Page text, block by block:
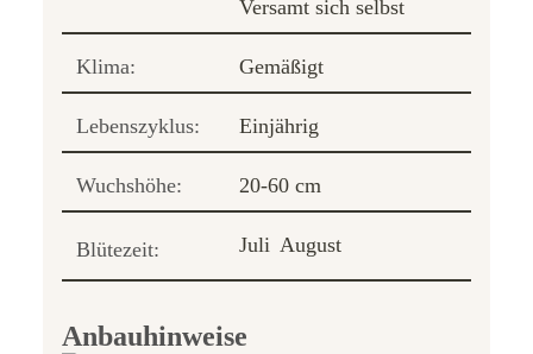
Versamt sich selbst
Klima: Gemäßigt
Lebenszyklus: Einjährig
Wuchshöhe: 20-60 cm
Blütezeit: Juli August
Anbauhinweise